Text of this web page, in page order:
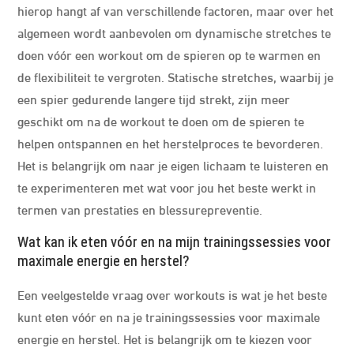
hierop hangt af van verschillende factoren, maar over het
algemeen wordt aanbevolen om dynamische stretches te
doen vóór een workout om de spieren op te warmen en
de flexibiliteit te vergroten. Statische stretches, waarbij je
een spier gedurende langere tijd strekt, zijn meer
geschikt om na de workout te doen om de spieren te
helpen ontspannen en het herstelproces te bevorderen.
Het is belangrijk om naar je eigen lichaam te luisteren en
te experimenteren met wat voor jou het beste werkt in
termen van prestaties en blessurepreventie.
Wat kan ik eten vóór en na mijn trainingssessies voor
maximale energie en herstel?
Een veelgestelde vraag over workouts is wat je het beste
kunt eten vóór en na je trainingssessies voor maximale
energie en herstel. Het is belangrijk om te kiezen voor